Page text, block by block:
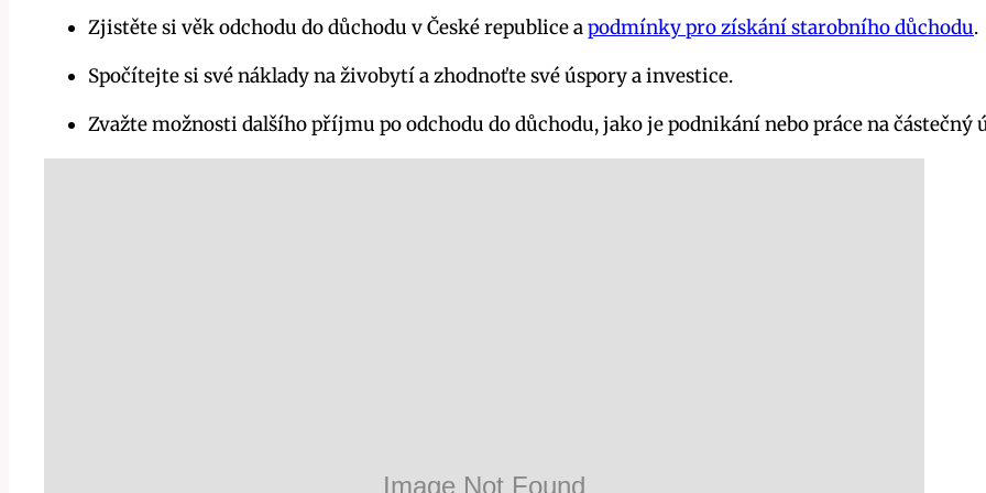
Zjistěte si věk odchodu do důchodu v České republice apodmínky pro získání starobního důchodu.
Spočítejte si své náklady na živobytí a zhodnoťte své úspory a investice.
Zvažte možnosti dalšího příjmu po odchodu do důchodu, jako je podnikání nebo práce na částečný